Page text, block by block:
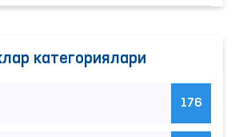
категориялари
176